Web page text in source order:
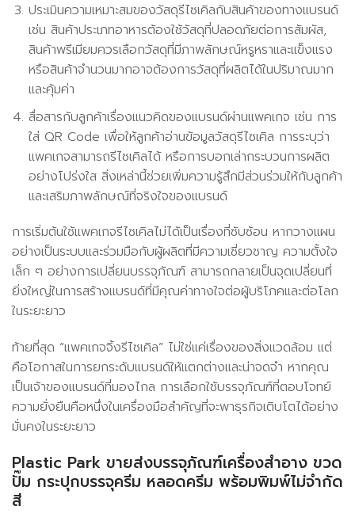
ประเมินความเหมาะสมของวัสดุรีไซเคิลกับสินค้าของทางแบรนด์
เช่น สินค้าประเภทอาหารต้องใช้วัสดุที่ปลอดภัยต่อการสัมผัส,
สินค้าพรีเมียมควรเลือกวัสดุที่มีภาพลักษณ์หรูหราและแข็งแรง
หรือสินค้าจำนวนมากอาจต้องการวัสดุที่ผลิตได้ในปริมาณมาก
และคุ้มค่า
สื่อสารกับลูกค้าเรื่องแนวคิดของแบรนด์ผ่านแพคเกจ เช่น การ
ใส่ QR Code เพื่อให้ลูกค้าอ่านข้อมูลวัสดุรีไซเคิล การระบุว่า
แพคเกจสามารถรีไซเคิลได้ หรือการบอกเล่ากระบวนการผลิต
อย่างโปร่งใส สิ่งเหล่านี้ช่วยเพิ่มความรู้สึกมีส่วนร่วมให้กับลูกค้า
และเสริมภาพลักษณ์ที่จริงใจของแบรนด์
การเริ่มต้นใช้แพคเกจรีไซเคิลไม่ได้เป็นเรื่องที่ซับซ้อน หากวางแผน
อย่างเป็นระบบและร่วมมือกับผู้ผลิตที่มีความเชี่ยวชาญ ความตั้งใจ
เล็ก ๆ อย่างการเปลี่ยนบรรจุภัณฑ์ สามารถกลายเป็นจุดเปลี่ยนที่
ยิ่งใหญ่ในการสร้างแบรนด์ที่มีคุณค่าทางใจต่อผู้บริโภคและต่อโลก
ในระยะยาว
ท้ายที่สุด “แพคเกจจิ้งรีไซเคิล” ไม่ใช่แค่เรื่องของสิ่งแวดล้อม แต่
คือโอกาสในการยกระดับแบรนด์ให้แตกต่างและน่าจดจำ หากคุณ
เป็นเจ้าของแบรนด์ที่มองไกล การเลือกใช้บรรจุภัณฑ์ที่ตอบโจทย์
ความยั่งยืนคือหนึ่งในเครื่องมือสำคัญที่จะพาธุรกิจเติบโตได้อย่าง
มั่นคงในระยะยาว
Plastic Park ขายส่งบรรจุภัณฑ์เครื่องสำอาง ขวด
ปั๊ม กระปุกบรรจุครีม หลอดครีม พร้อมพิมพ์ไม่จำกัด
สี